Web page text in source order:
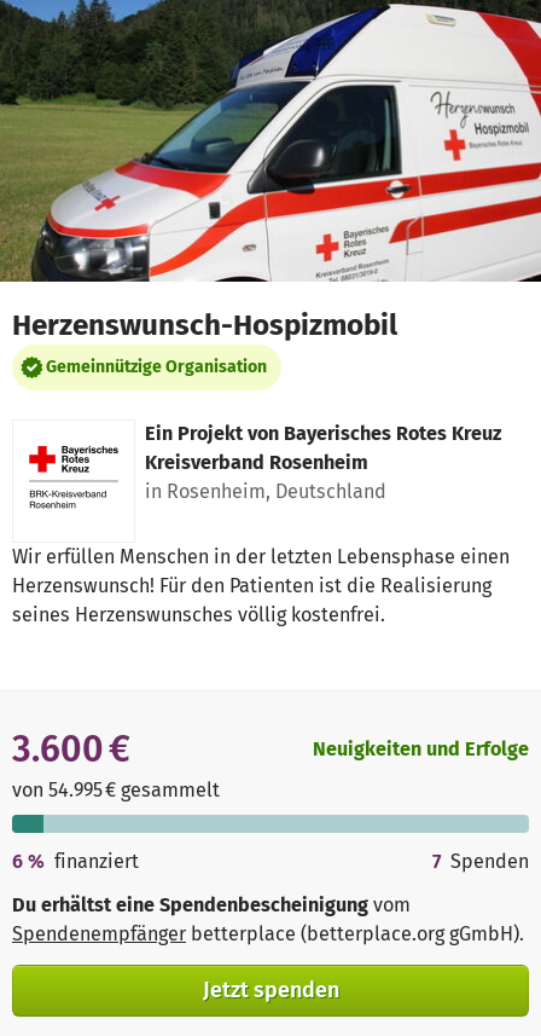
Zum Hauptinhalt springen
Erklärung zur Barrierefreiheit anzeigen
Herzenswunsch-Hospizmobil
Gemeinnützige Organisation
Ein Projekt von Bayerisches Rotes Kreuz
Kreisverband Rosenheim
in Rosenheim, Deutschland
Wir erfüllen Menschen in der letzten Lebensphase einen
Herzenswunsch! Für den Patienten ist die Realisierung
seines Herzenswunsches völlig kostenfrei.
3.600 €
von 54.995 € gesammelt
Neuigkeiten und Erfolge
6 % finanziert 7 Spenden
Du erhältst eine Spendenbescheinigung vom
Spendenempfänger betterplace (betterplace.org gGmbH).
Jetzt spenden